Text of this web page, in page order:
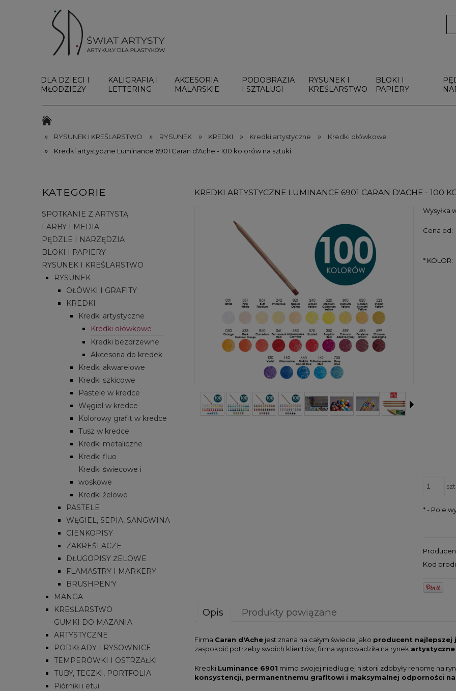
DLA DZIECI I
MŁODZIEŻY
KALIGRAFIA I
LETTERING
AKCESORIA
MALARSKIE
PODOBRAZIA
I SZTALUGI
RYSUNEK I
KREŚLARSTWO
BLOKI I
PAPIERY
» RYSUNEK I KREŚLARSTWO » RYSUNEK » KREDKI » Kredki artystyczne » Kredki ołówkowe
» Kredki artystyczne Luminance 6901 Caran d'Ache - 100 kolorów na sztuki
KATEGORIE
SPOTKANIE Z ARTYSTĄ
FARBY I MEDIA
PĘDZLE I NARZĘDZIA
BLOKI I PAPIERY
RYSUNEK I KREŚLARSTWO
RYSUNEK
OŁÓWKI I GRAFITY
KREDKI
Kredki artystyczne
Kredki ołówkowe
Kredki bezdrzewne
Akcesoria do kredek
Kredki akwarelowe
Kredki szkicowe
Pastele w kredce
Węgiel w kredce
Kolorowy grafit w kredce
Tusz w kredce
Kredki metaliczne
Kredki fluo
Kredki świecowe i
woskowe
Kredki żelowe
PASTELE
WĘGIEL, SEPIA, SANGWINA
CIENKOPISY
ZAKREŚLACZE
DŁUGOPISY ŻELOWE
FLAMASTRY I MARKERY
BRUSHPEN'Y
MANGA
KREŚLARSTWO
GUMKI DO MAZANIA
ARTYSTYCZNE
PODKŁADY I RYSOWNICE
TEMPERÓWKI I OSTRZAŁKI
TUBY, TECZKI, PORTFOLIA
Piórniki i etui
KREDKI ARTYSTYCZNE LUMINANCE 6901 CARAN D'ACHE - 100
Wysyłka
Cena od:
* KOLOR:
szt.
* - Pole
Kod
Opis Produkty powiązane
Firma Caran d'Ache jest znana na całym świecie jako producent najlepszej
zaspokoić potrzeby swoich klientów, firma wprowadziła na rynek
Kredki Luminance 6901 mimo swojej niedługiej historii zdobyły renomę na
konsystencji, permanentnemu grafitowi i maksymalnej odporności na